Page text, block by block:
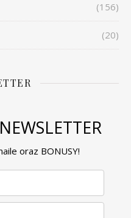
(156)
(20)
oraz BONUSY!